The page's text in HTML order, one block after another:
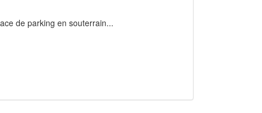
de parking en souterrain...